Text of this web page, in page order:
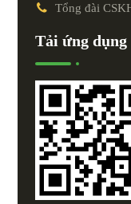
Tổng đài
Tải ứng dụng